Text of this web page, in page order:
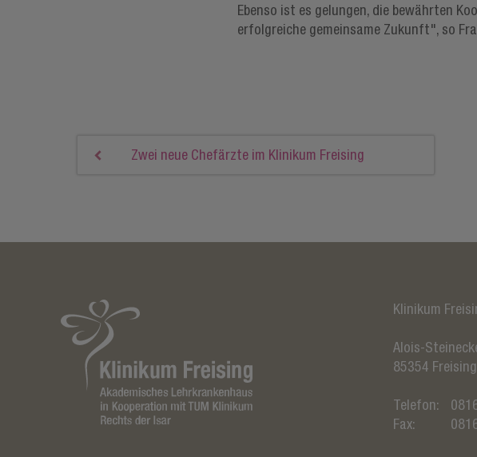
Ebenso ist es gelungen, die bewährten
erfolgreiche gemeinsame Zukunft", so
Zwei neue Chefärzte im Klinikum Freising
Klinikum
Alois-
85354 Freising
Telefon:
Fax: